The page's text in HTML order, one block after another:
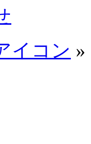
イコン »